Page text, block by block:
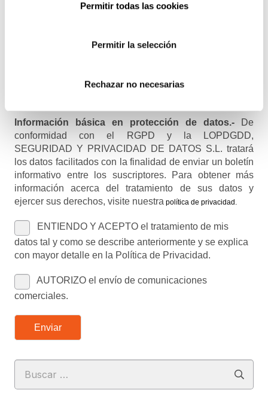
Permitir todas las cookies
Permitir la selección
Rechazar no necesarias
Recibirás un correo para confirmar la suscripción
Información básica en protección de datos.- De
conformidad con el RGPD y la LOPDGDD,
SEGURIDAD Y PRIVACIDAD DE DATOS S.L. tratará
los datos facilitados con la finalidad de enviar un boletín
informativo entre los suscriptores. Para obtener más
información acerca del tratamiento de sus datos y
ejercer sus derechos, visite nuestra política de privacidad .
ENTIENDO Y ACEPTO el tratamiento de mis
datos tal y como se describe anteriormente y se explica
con mayor detalle en la Política de Privacidad.
AUTORIZO el envío de comunicaciones
comerciales.
Enviar
Buscar: